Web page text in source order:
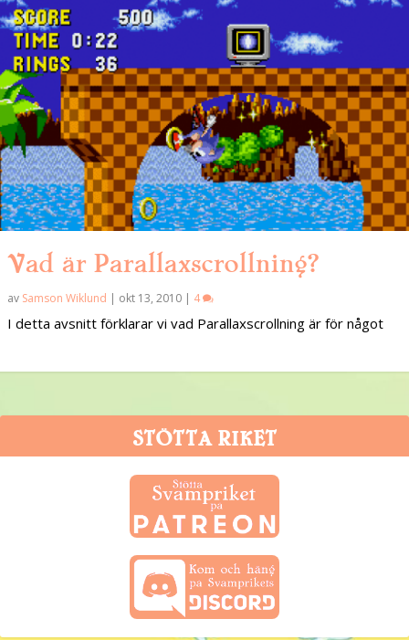
Vad är Parallaxscrollning?
av Samson Wiklund | okt 13, 2010 | 4
I detta avsnitt förklarar vi vad Parallaxscrollning är för något
STÖTTA RIKET